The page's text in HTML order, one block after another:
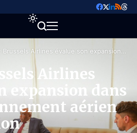
Brussels Airlines évalue son expansion
un environnement aérien en mutation
Airlines
expansion dans
aérien